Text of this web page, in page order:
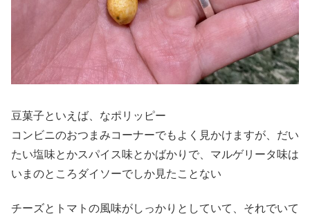
豆菓子といえば、なポリッピー
コンビニのおつまみコーナーでもよく見かけますが、だい
たい塩味とかスパイス味とかばかりで、マルゲリータ味は
いまのところダイソーでしか見たことない
チーズとトマトの風味がしっかりとしていて、それでいて